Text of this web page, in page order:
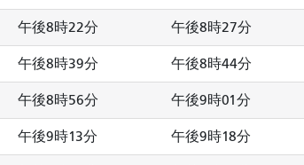
午後8時22分 午後8時27分
午後8時39分 午後8時44分
午後8時56分 午後9時01分
午後9時13分 午後9時18分